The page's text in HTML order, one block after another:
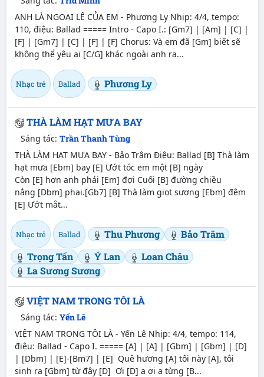
ANH LÀ NGOẠI LỆ CỦA EM - Phương Ly Nhịp: 4/4, tempo:
110, điệu: Ballad ===== Intro - Capo I.: [Gm7] | [Am] | [C] |
[F] | [Gm7] | [C] | [F] | [F] Chorus: Và em đã [Gm] biết sẽ
không thể yêu ai [C/G] khác ngoài anh ra...
Nhạc trẻ Ballad Phương Ly
THÀ LÀM HẠT MƯA BAY
Sáng tác: Trần Thanh Tùng
THÀ LÀM HẠT MƯA BAY - Bảo Trâm Điệu: Ballad [B] Thà làm
hạt mưa [Ebm] bay [E] Ướt tóc em một [B] ngày
Còn [E] hơn anh phải [Em] đợi Cuối [B] đường chiều
nắng [Dbm] phai.[Gb7] [B] Thà làm giọt sương [Ebm] đêm
[E] Ướt mắt...
Nhạc trẻ Ballad Thu Phương
Bảo Trâm
Trọng Tấn
Ý Lan
Loan Châu
La Sương Sương
VIỆT NAM TRONG TÔI LÀ
Sáng tác: Yến Lê
VIỆT NAM TRONG TÔI LÀ - Yến Lê Nhịp: 4/4, tempo: 114,
điệu: Ballad - Capo I. ===== [A] | [A] | [Gbm] | [Gbm] | [D]
| [Dbm] | [E]-[Bm7] | [E] Quê hương [A] tôi nàу [A], tôi
sinh ra [Gbm] từ đâу [D] Ơi [D] a ơi a từng [B...